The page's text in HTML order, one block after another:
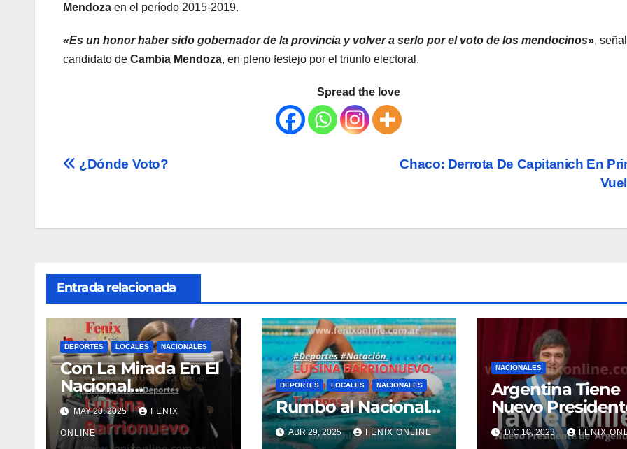
Mendoza en el período 2015-2019.
«Es un honor haber sido gobernador de la provincia y volver a serlo por el voto de los mendocinos»,
candidato de Cambia Mendoza, en pleno festejo por el triunfo electoral.
Spread the love
Navegación
entradas
Chaco: Derrota De Capitanich En
¿Dónde Voto?
Entrada relacionada
DEPORTES LOCALES NACIONALES
Con La Mirada En El
Nacional…
MAY 20, 2025 FENIX
ONLINE
DEPORTES LOCALES NACIONALES
Rumbo al Nacional…
ABR 29, 2025 FENIX ONLINE
NACIONALES
Argentina Tiene
Nuevo
DIC 10, 2023 FENIX